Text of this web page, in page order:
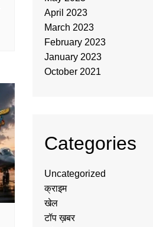
April 2023
March 2023
February 2023
January 2023
October 2021
Categories
Uncategorized
क्राइम
खेल
टॉप ख़बर